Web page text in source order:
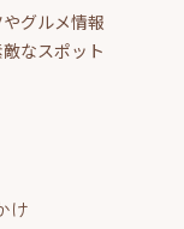
グルメ情報
なスポット
け